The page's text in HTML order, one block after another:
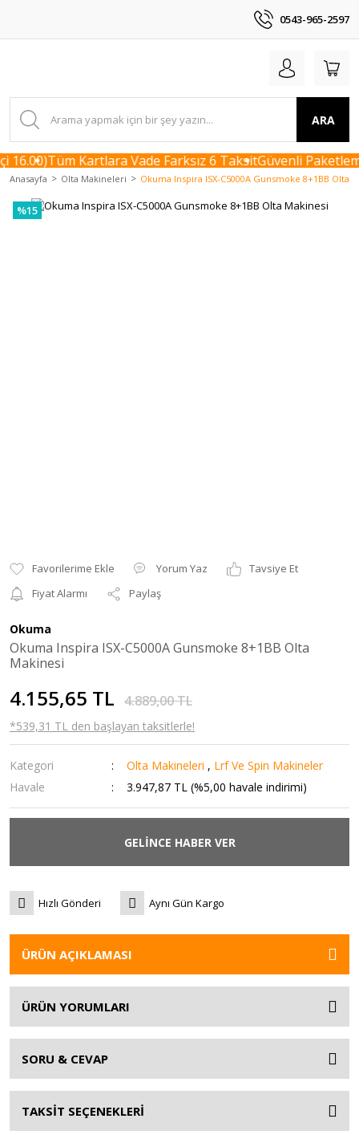
0543-965-2597
ARA
16.00)Tüm Kartlara Vade Farksız 6 TaksitGüvenli
Anasayfa Olta Makineleri Okuma Inspira ISX-C5000A Gunsmoke 8+1BB Olta
%15
Yorum Yaz
Tavsiye Et
Fiyat Alarmı
Paylaş
Okuma
Okuma Inspira ISX-C5000A Gunsmoke 8+1BB Olta
Makinesi
4.155,65 TL 4.889,00 TL
*539,31 TL den başlayan taksitlerle!
Kategori Olta Makineleri , Lrf Ve Spin Makineler
Havale
3.947,87 TL (%5,00 havale indirimi)
GELİNCE HABER VER
Hızlı Gönderi Aynı Gün Kargo
ÜRÜN AÇIKLAMASI
ÜRÜN YORUMLARI
SORU & CEVAP
TAKSİT SEÇENEKLERİ